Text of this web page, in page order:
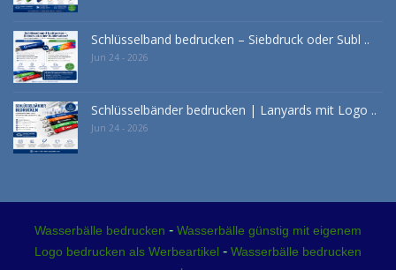
Schlüsselband bedrucken – Siebdruck oder Subl ..
Jun 24 - 2026
Schlüsselbänder bedrucken | Lanyards mit Logo ..
Jun 24 - 2026
Wasserbälle bedrucken - Wasserbälle günstig mit eigenem
Logo bedrucken als Werbeartikel - Wasserbälle bedrucken